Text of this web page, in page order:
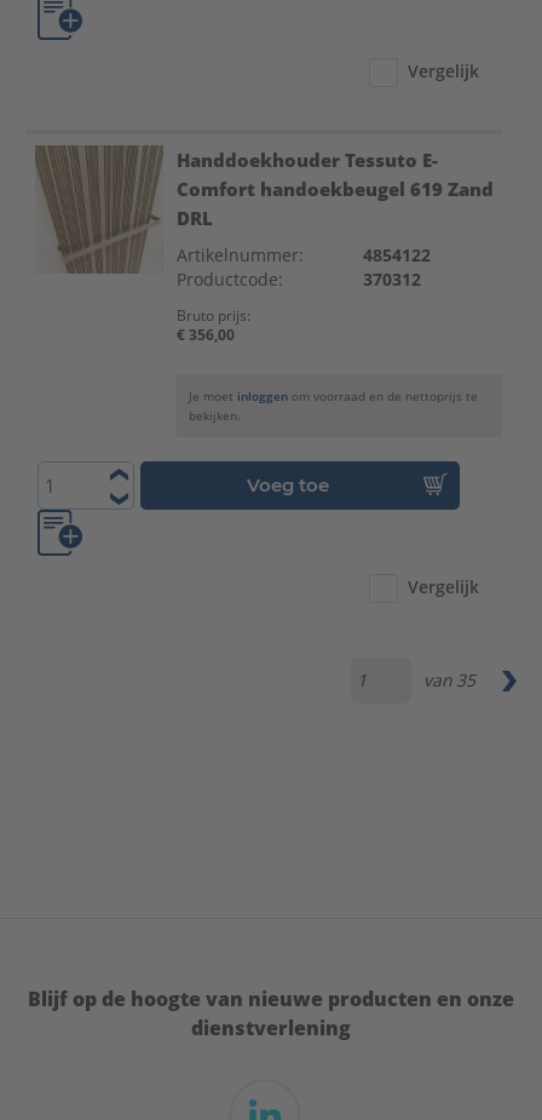
Vergelijk
Handdoekhouder Tessuto E-
Comfort handoekbeugel 619 Zand
DRL
Artikelnummer:
4854122
Productcode:
370312
Bruto prijs:
€ 356,00
Je moet inloggen om voorraad en de nettoprijs te
bekijken.
Voeg toe
Vergelijk
van 35
Blijf op de hoogte van nieuwe producten en onze
dienstverlening